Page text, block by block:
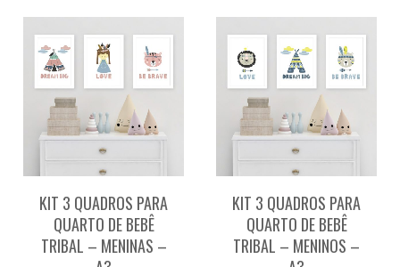
KIT 3 QUADROS PARA
QUARTO DE BEBÊ
TRIBAL – MENINAS –
KIT 3 QUADROS PARA
QUARTO DE BEBÊ
TRIBAL – MENINOS –